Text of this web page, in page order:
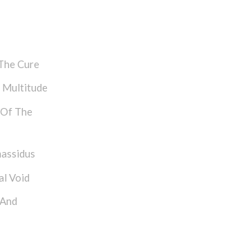
Cure
Multitude
The
Void